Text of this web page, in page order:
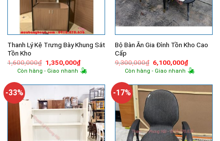
Thanh Lý Kệ Trưng Bày Khung Sắt
Tồn Kho
1,600,000₫ Giá
gốc
là:
1,350,000₫Giá
hiện
tại
1,350,000₫.
Còn hàng - Giao nhanh
Bộ Bàn Ăn Gia Đình Tồn Kho Cao
Cấp
9,300,000₫ Giá
gốc
là:
6,100,000₫Giá
hiện
tại
Còn hàng - Giao nhanh
-33% -17%